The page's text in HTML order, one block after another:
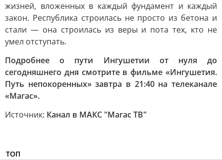
жизней, вложенных в каждый фундамент и каждый
закон. Республика строилась не просто из бетона и
стали — она строилась из веры и пота тех, кто не
умел отступать.
Подробнее о пути Ингушетии от нуля до
сегодняшнего дня смотрите в фильме «Ингушетия.
Путь непокоренных» завтра в 21:40 на телеканале
«Магас».
Источник: Канал в МАКС "Магас ТВ"
ТОП